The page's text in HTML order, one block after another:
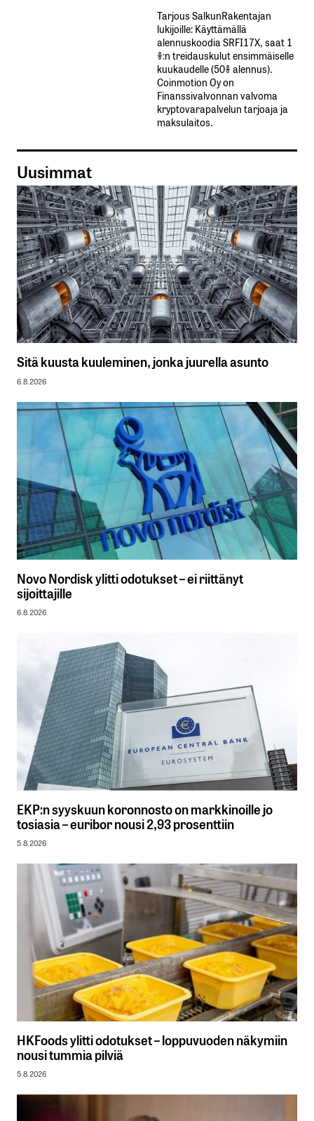
Tarjous SalkunRakentajan
lukijoille: Käyttämällä​ ​
alennuskoodia​ ​SRFI17X,​ ​saat​ ​1
%:n treidauskulut​ ​ensimmäiselle​ ​
kuukaudelle​ ​(50%​ ​alennus).
Coinmotion Oy on
Finanssivalvonnan valvoma
kryptovarapalvelun tarjoaja ja
maksulaitos.
Uusimmat
Sitä kuusta kuuleminen, jonka juurella asunto
6.8.2026
Novo Nordisk ylitti odotukset – ei riittänyt
sijoittajille
6.8.2026
EKP:n syyskuun koronnosto on markkinoille jo
tosiasia – euribor nousi 2,93 prosenttiin
5.8.2026
HKFoods ylitti odotukset – loppuvuoden näkymiin
nousi tummia pilviä
5.8.2026